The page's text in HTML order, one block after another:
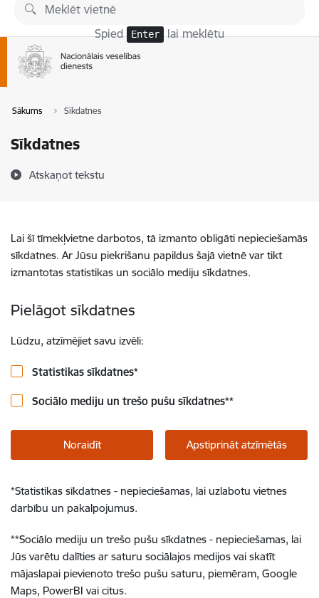
Pāriet uz lapas saturu
Spied Enter lai meklētu
Sākums Sīkdatnes
Sīkdatnes
Atskaņot tekstu
Lai šī tīmekļvietne darbotos, tā izmanto obligāti nepieciešamās
sīkdatnes. Ar Jūsu piekrišanu papildus šajā vietnē var tikt
izmantotas statistikas un sociālo mediju sīkdatnes.
Pielāgot sīkdatnes
Lūdzu, atzīmējiet savu izvēli:
Statistikas sīkdatnes*
Sociālo mediju un trešo pušu sīkdatnes**
Noraidīt Apstiprināt atzīmētās
*Statistikas sīkdatnes - nepieciešamas, lai uzlabotu vietnes
darbību un pakalpojumus.
**Sociālo mediju un trešo pušu sīkdatnes - nepieciešamas, lai
Jūs varētu dalīties ar saturu sociālajos medijos vai skatīt
mājaslapai pievienoto trešo pušu saturu, piemēram, Google
Maps, PowerBI vai citus.